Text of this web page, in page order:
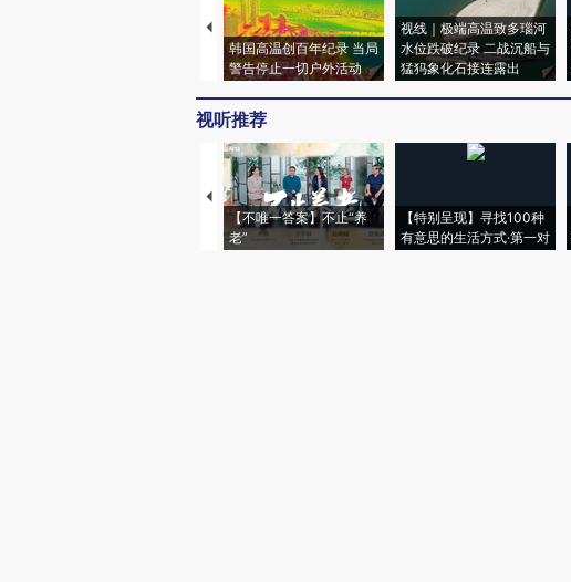
韩国高温创百年纪录 当局
警告停止一切户外活动
视线｜极端高温致多瑙河
水位跌破纪录 二战沉船与
猛犸象化石接连露出
视听推荐
【不唯一答案】不止“养
老”
【特别呈现】寻找100种
有意思的生活方式·第一对